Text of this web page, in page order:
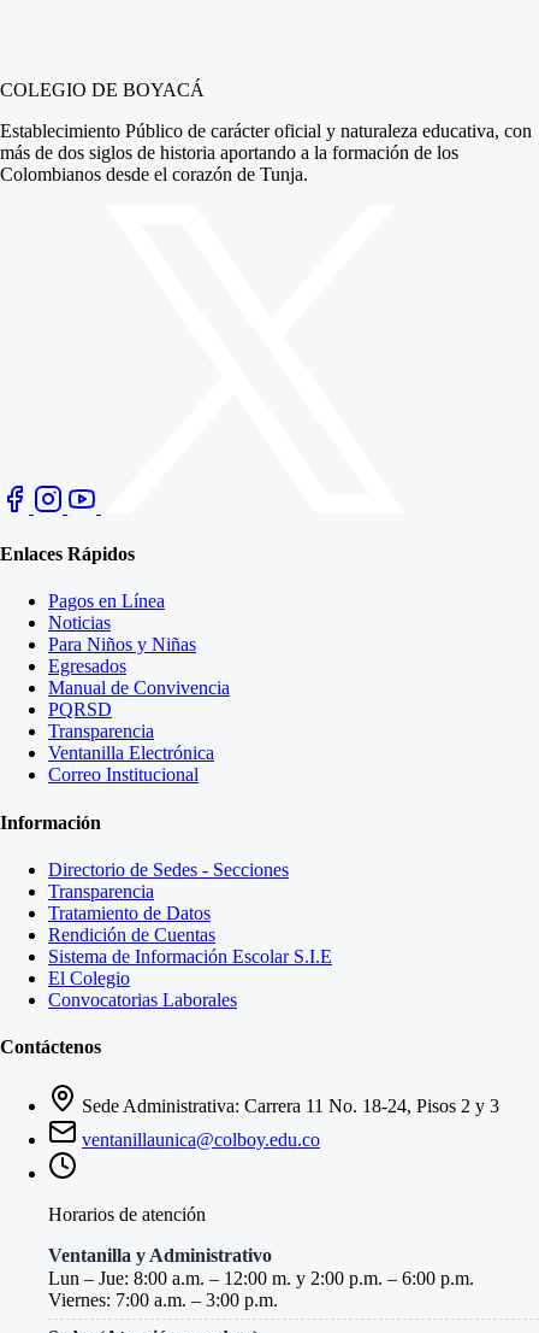
COLEGIO DE BOYACÁ
Establecimiento Público de carácter oficial y naturaleza educativa, con
más de dos siglos de historia aportando a la formación de los
Colombianos desde el corazón de Tunja.
Enlaces Rápidos
Pagos en Línea
Noticias
Para Niños y Niñas
Egresados
Manual de Convivencia
PQRSD
Transparencia
Ventanilla Electrónica
Correo Institucional
Información
Directorio de Sedes - Secciones
Transparencia
Tratamiento de Datos
Rendición de Cuentas
Sistema de Información Escolar S.I.E
El Colegio
Convocatorias Laborales
Contáctenos
Sede Administrativa: Carrera 11 No. 18-24, Pisos 2 y 3
ventanillaunica@colboy.edu.co
Horarios de atención
Ventanilla y Administrativo
Lun – Jue: 8:00 a.m. – 12:00 m. y 2:00 p.m. – 6:00 p.m.
Viernes: 7:00 a.m. – 3:00 p.m.